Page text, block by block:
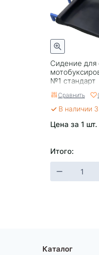
Сидение для
№1 стандарт
Сравнить
В наличии
Цена за 1 шт.
Итого:
Каталог